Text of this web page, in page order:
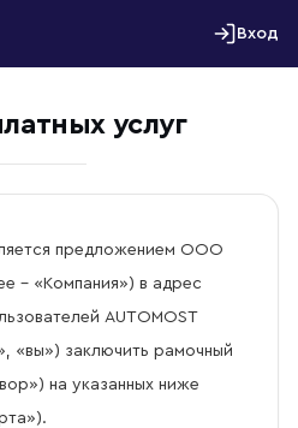
Вход
услуг
предложением ООО
– «Компания») в адрес
AUTOMOST
«вы») заключить рамочный
на указанных ниже